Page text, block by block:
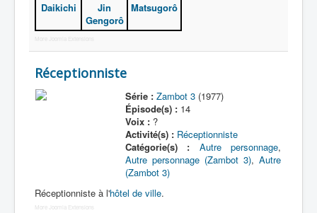
Daikichi
Jin
Gengorô
Matsugorô
More Joomla Extensions
Réceptionniste
Série : Zambot 3(1977)
Épisode(s) :14
Voix :?
Activité(s) : Réceptionniste
Catégorie(s) :
Autre personnage,
Autre personnage (Zambot 3), Autre
(Zambot 3)
Réceptionniste à l'hôtel de ville.
More Joomla Extensions